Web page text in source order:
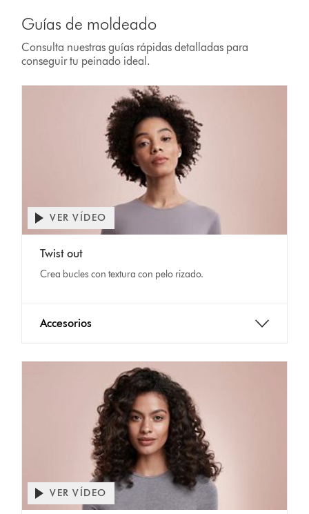
Guías de moldeado
Consulta nuestras guías rápidas detalladas para
conseguir tu peinado ideal.
VER VÍDEO
Twist out
Crea bucles con textura con pelo rizado.
Accesorios
VER VÍDEO